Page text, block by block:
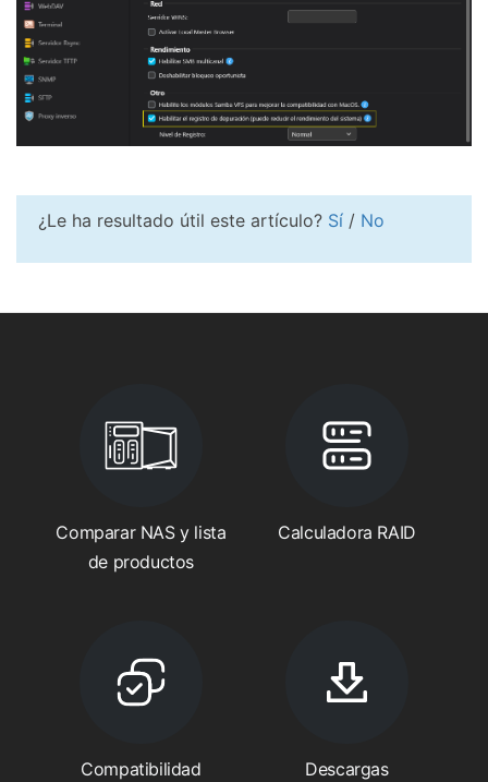
¿Le ha resultado útil este artículo? Sí / No
Comparar NAS y lista
de productos
Calculadora RAID
Compatibilidad Descargas